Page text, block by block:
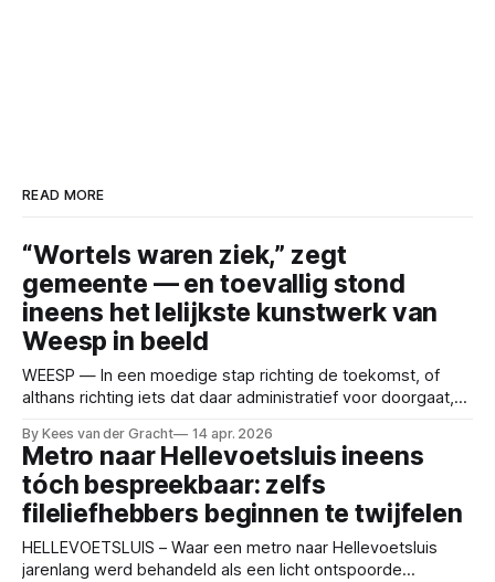
READ MORE
“Wortels waren ziek,” zegt
gemeente — en toevallig stond
ineens het lelijkste kunstwerk van
Weesp in beeld
WEESP — In een moedige stap richting de toekomst, of
althans richting iets dat daar administratief voor doorgaat,
verwijderen om ruimte te maken voor een groot
roestkleurig object met de tekst “Utrechtse Poort”. Het
kunstwerk, dat eruitziet alsof een vergeten stuk damwand
na
By Kees van der Gracht 14 apr. 2026
Metro naar Hellevoetsluis ineens
tóch bespreekbaar: zelfs
fileliefhebbers beginnen te twijfelen
HELLEVOETSLUIS – Waar een metro naar Hellevoetsluis
jarenlang werd behandeld als een licht ontspoorde